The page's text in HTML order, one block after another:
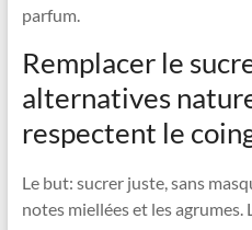
parfum.
Remplacer le
alternatives
respectent le
Le but: sucrer juste, sans
notes miellées et les agrumes.